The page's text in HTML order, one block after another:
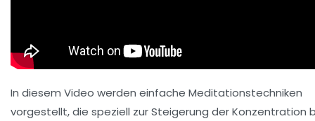
In diesem Video werden einfache Meditationstechniken
vorgestellt, die speziell zur Steigerung der Konzentration